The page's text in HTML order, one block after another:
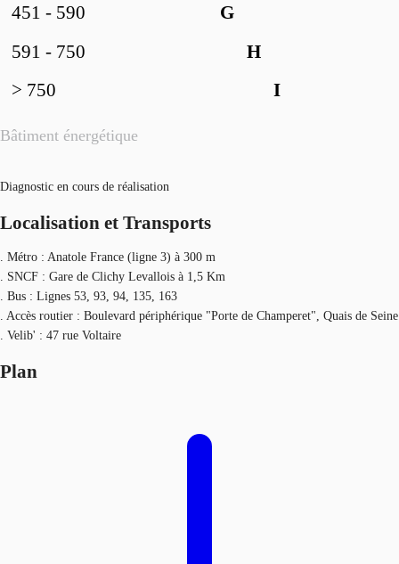
Bâtiment énergétique
G
451 - 590
H
591 - 750
I
> 750
Diagnostic en cours de réalisation
Localisation et Transports
. Métro : Anatole France (ligne 3) à 300 m
. SNCF : Gare de Clichy Levallois à 1,5 Km
. Bus : Lignes 53, 93, 94, 135, 163
. Accès routier : Boulevard périphérique "Porte de Champeret", Quais de Seine
. Velib' : 47 rue Voltaire
Plan